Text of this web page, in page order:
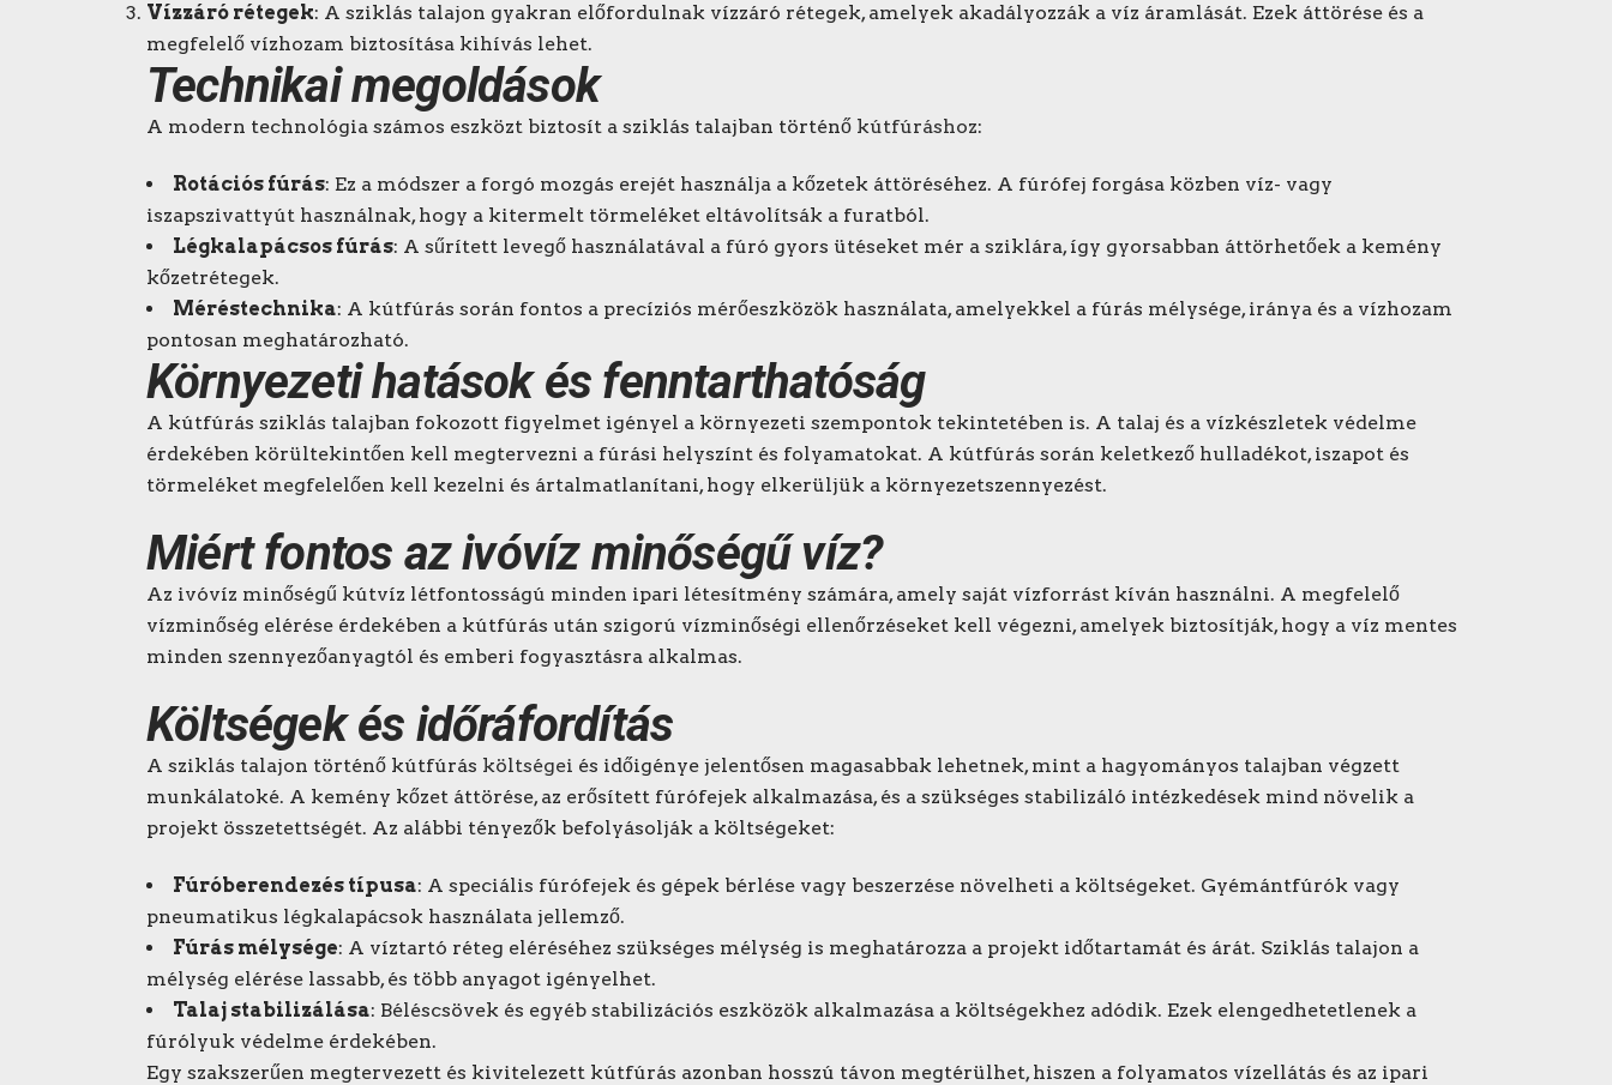
Vízzáró rétegek: A sziklás talajon gyakran előfordulnak vízzáró rétegek, amelyek akadályozzák a víz áramlását. Ezek áttörése és a
megfelelő vízhozam biztosítása kihívás lehet.
Technikai megoldások
A modern technológia számos eszközt biztosít a sziklás talajban történő kútfúráshoz:
Rotációs fúrás: Ez a módszer a forgó mozgás erejét használja a kőzetek áttöréséhez. A fúrófej forgása közben víz- vagy
iszapszivattyút használnak, hogy a kitermelt törmeléket eltávolítsák a furatból.
Légkalapácsos fúrás: A sűrített levegő használatával a fúró gyors ütéseket mér a sziklára, így gyorsabban áttörhetőek a kemény
kőzetrétegek.
Méréstechnika: A kútfúrás során fontos a precíziós mérőeszközök használata, amelyekkel a fúrás mélysége, iránya és a vízhozam
pontosan meghatározható.
Környezeti hatások és fenntarthatóság
A kútfúrás sziklás talajban fokozott figyelmet igényel a környezeti szempontok tekintetében is. A talaj és a vízkészletek védelme
érdekében körültekintően kell megtervezni a fúrási helyszínt és folyamatokat. A kútfúrás során keletkező hulladékot, iszapot és
törmeléket megfelelően kell kezelni és ártalmatlanítani, hogy elkerüljük a környezetszennyezést.
Miért fontos az ivóvíz minőségű víz?
Az ivóvíz minőségű kútvíz létfontosságú minden ipari létesítmény számára, amely saját vízforrást kíván használni. A megfelelő
vízminőség elérése érdekében a kútfúrás után szigorú vízminőségi ellenőrzéseket kell végezni, amelyek biztosítják, hogy a víz mentes
minden szennyezőanyagtól és emberi fogyasztásra alkalmas.
Költségek és időráfordítás
A sziklás talajon történő kútfúrás költségei és időigénye jelentősen magasabbak lehetnek, mint a hagyományos talajban végzett
munkálatoké. A kemény kőzet áttörése, az erősített fúrófejek alkalmazása, és a szükséges stabilizáló intézkedések mind növelik a
projekt összetettségét. Az alábbi tényezők befolyásolják a költségeket:
Fúróberendezés típusa: A speciális fúrófejek és gépek bérlése vagy beszerzése növelheti a költségeket. Gyémántfúrók vagy
pneumatikus légkalapácsok használata jellemző.
Fúrás mélysége: A víztartó réteg eléréséhez szükséges mélység is meghatározza a projekt időtartamát és árát. Sziklás talajon a
mélység elérése lassabb, és több anyagot igényelhet.
Talaj stabilizálása: Béléscsövek és egyéb stabilizációs eszközök alkalmazása a költségekhez adódik. Ezek elengedhetetlenek a
fúrólyuk védelme érdekében.
Egy szakszerűen megtervezett és kivitelezett kútfúrás azonban hosszú távon megtérülhet, hiszen a folyamatos vízellátás és az ipari